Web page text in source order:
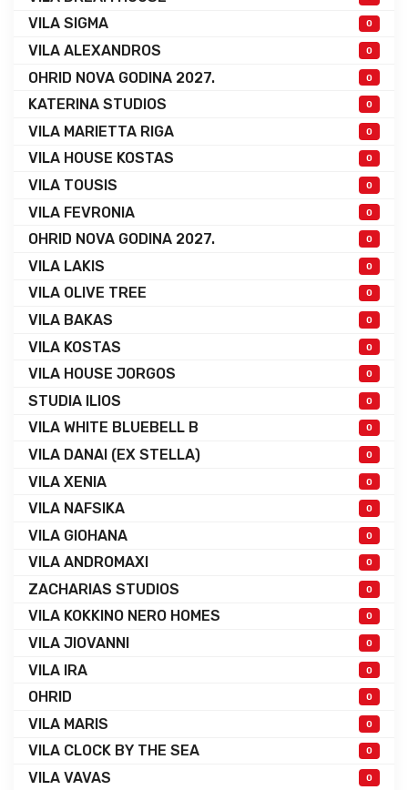
VILA SIGMA 0
VILA ALEXANDROS 0
OHRID NOVA GODINA 2027. 0
KATERINA STUDIOS 0
VILA MARIETTA RIGA 0
VILA HOUSE KOSTAS 0
VILA TOUSIS 0
VILA FEVRONIA 0
OHRID NOVA GODINA 2027. 0
VILA LAKIS 0
VILA OLIVE TREE 0
VILA BAKAS 0
VILA KOSTAS 0
VILA HOUSE JORGOS 0
STUDIA ILIOS 0
VILA WHITE BLUEBELL B 0
VILA DANAI (EX STELLA) 0
VILA XENIA 0
VILA NAFSIKA 0
VILA GIOHANA 0
VILA ANDROMAXI 0
ZACHARIAS STUDIOS 0
VILA KOKKINO NERO HOMES 0
VILA JIOVANNI 0
VILA IRA 0
OHRID 0
VILA MARIS 0
VILA CLOCK BY THE SEA 0
VILA VAVAS 0